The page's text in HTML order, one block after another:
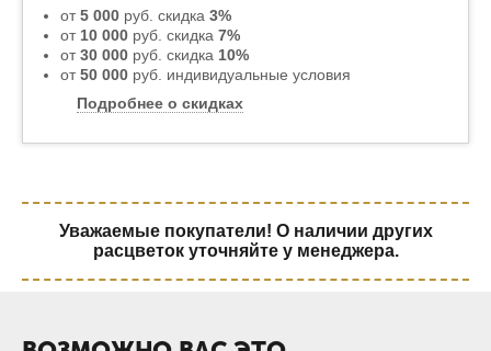
от5 000 руб. скидка 3%
от 10 000 руб. скидка 7%
от30 000 руб. скидка 10%
от50 000 руб. индивидуальные условия
Подробнее о скидках
Уважаемые покупатели! О наличии других
расцветок уточняйте у менеджера.